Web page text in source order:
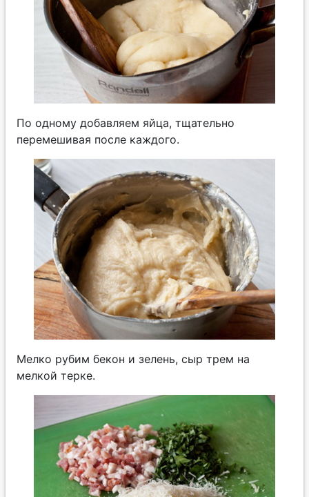
По одному добавляем яйца, тщательно
перемешивая после каждого.
Мелко рубим бекон и зелень, сыр трем на
мелкой терке.